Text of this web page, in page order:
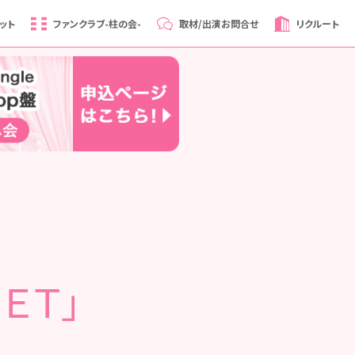
ト ファンクラブ-柱の会- 取材/出演お問合せ リクルート
Ｔ」